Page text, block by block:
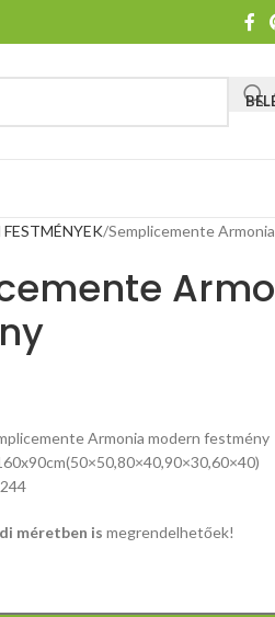
Semplicemente
Armonia modern festmény
méretben is megrendelhetőek!